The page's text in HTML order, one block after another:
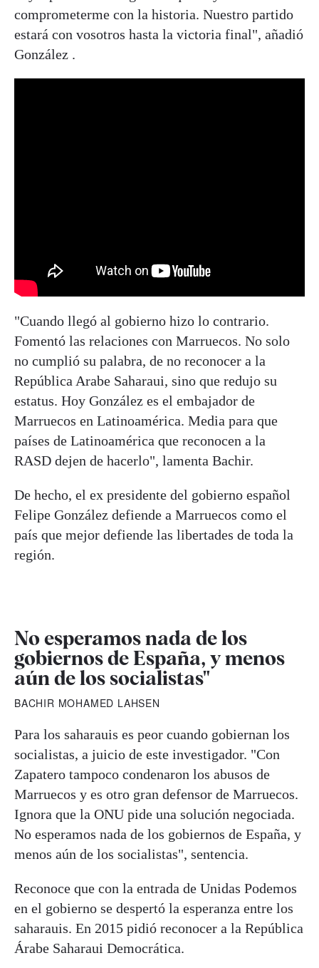
comprometerme con la historia. Nuestro partido
estará con vosotros hasta la victoria final", añadió
González .
"Cuando llegó al gobierno hizo lo contrario.
Fomentó las relaciones con Marruecos. No solo
no cumplió su palabra, de no reconocer a la
República Arabe Saharaui, sino que redujo su
estatus. Hoy González es el embajador de
Marruecos en Latinoamérica. Media para que
países de Latinoamérica que reconocen a la
RASD dejen de hacerlo", lamenta Bachir.
De hecho, el ex presidente del gobierno español
Felipe González defiende a Marruecos como el
país que mejor defiende las libertades de toda la
región.
No esperamos nada de los
gobiernos de España, y menos
aún de los socialistas"
BACHIR MOHAMED LAHSEN
Para los saharauis es peor cuando gobiernan los
socialistas, a juicio de este investigador. "Con
Zapatero tampoco condenaron los abusos de
Marruecos y es otro gran defensor de Marruecos.
Ignora que la ONU pide una solución negociada.
No esperamos nada de los gobiernos de España, y
menos aún de los socialistas", sentencia.
Reconoce que con la entrada de Unidas Podemos
en el gobierno se despertó la esperanza entre los
saharauis. En 2015 pidió reconocer a la República
Árabe Saharaui Democrática.